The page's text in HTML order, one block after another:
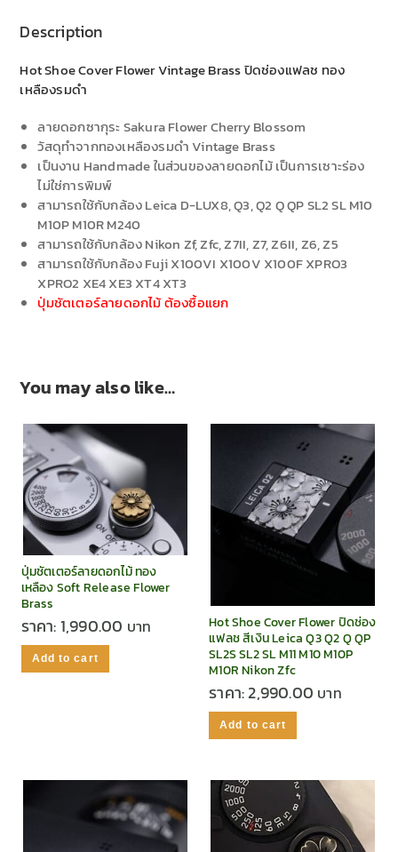
Description
Hot Shoe Cover Flower Vintage Brass ปิดช่องแฟลช ทอง
เหลืองรมดำ
ลายดอกซากุระ Sakura Flower Cherry Blossom
วัสดุทำจากทองเหลืองรมดำ Vintage Brass
เป็นงาน Handmade ในส่วนของลายดอกไม้ เป็นการเซาะร่อง
ไม่ใช่การพิมพ์
สามารถใช้กับกล้อง Leica D-LUX8, Q3, Q2 Q QP SL2 SL M10
M10P M10R M240
สามารถใช้กับกล้อง Nikon Zf, Zfc, Z7II, Z7, Z6II, Z6, Z5
สามารถใช้กับกล้อง Fuji X100VI X100V X100F XPRO3
XPRO2 XE4 XE3 XT4 XT3
ปุ่มชัตเตอร์ลายดอกไม้ ต้องซื้อแยก
You may also like…
ปุ่มชัตเตอร์ลายดอกไม้ ทอง
เหลือง Soft Release Flower
Brass
ราคา:1,990.00
Add to cart
Hot Shoe Cover Flower ปิดช่อง
แฟลช สีเงิน Leica Q3 Q2 Q QP
SL2S SL2 SL M11 M10 M10P
M10R Nikon Zfc
ราคา:2,990.00
Add to cart